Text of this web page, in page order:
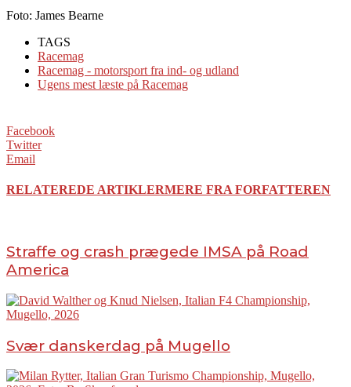
Foto: James Bearne
TAGS
Racemag
Racemag - motorsport fra ind- og udland
Ugens mest læste på Racemag
Facebook
Twitter
Email
RELATEREDE ARTIKLERMERE FRA FORFATTEREN
Straffe og crash prægede IMSA på Road
America
Svær danskerdag på Mugello